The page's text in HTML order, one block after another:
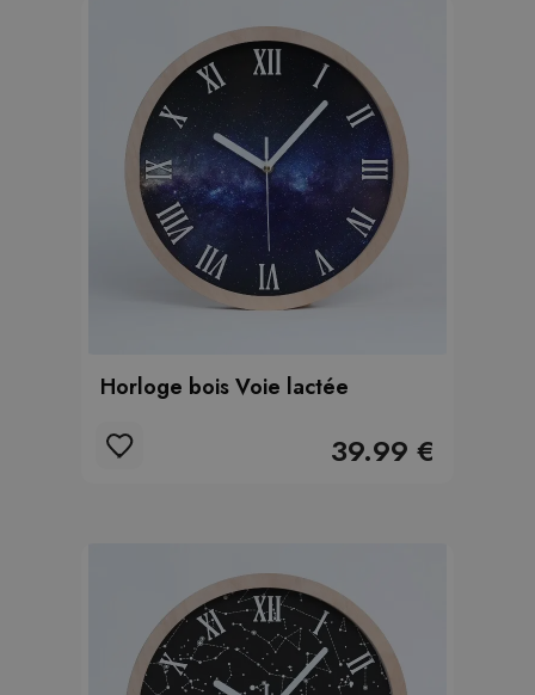
Horloge bois Voie lactée
39.99 €